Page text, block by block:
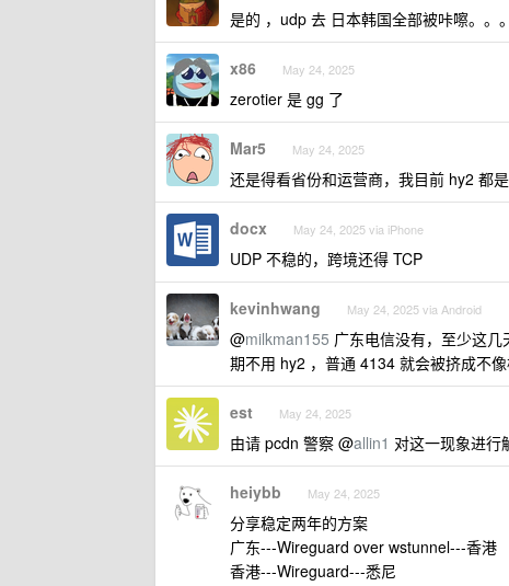
是的 ，udp 去 日本韩国全部被咔嚓。。。
x86 May 24, 2025
zerotier 是 gg 了
Mar5 May 24, 2025
还是得看省份和运营商，我目前 hy2 都
docx May 24, 2025 via iPhone
UDP 不稳的，跨境还得 TCP
kevinhwang May 24, 2025 via Android
@milkman155 广东电信没有，至少这
期不用 hy2 ，普通 4134 就会被挤成不像
est May 24, 2025
由请 pcdn 警察 @allin1 对这一现象进行
heiybb May 24, 2025
分享稳定两年的方案
广东---Wireguard over wstunnel---香港
香港---Wireguard---悉尼